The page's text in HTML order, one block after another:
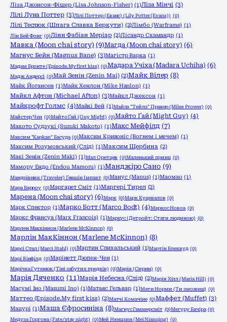
Ліза Джонсон-Фішер (Lisa Johnson-Fisher) (1)Ліза Мінчі (3)
Лілі Луна Поттер (3)Лілі Поттер (Еванс) (Lily Potter (Evans)) (0)
Лілі Теслюк (Шпага Славка Беркути) (2)Лімбо (Warframe) (1)
Лін Бей Фонг (0)Лінн Фабіан Меріар (2)Лісандр Скамандр (1)
Мавка (Moon chai story) (9)Магда (Moon chai story) (6)
Магнус Бейн (Magnus Bane) (3)Магістр Варка (1)
Мадам Бронте (Episode.My first kiss) (0)Мадара Учіха (Madara Uchiha) (6)
Мадж Андерсі (0)Май Зенін (Zenin Mai) (2)Майк Вілер (8)
Майк Йогансен (1)Майк Хенлон (Mike Hanlon) (1)
Майкл Афтон (Michael Afton) (3)Майкл Джексон (1)
Майкрофт Голмс (4)Майкі Вей (1)Майлз "Тейлз" Правер (Miles Prower) (0)
Майстер Чен (0)Майто Ґай (Guy Might) (0)Майто Ґай (Might Guy) (4)
Макото Судзукі (Suzuki Makoto) (1)Макс Мейфілд (7)
Максим "Kapkan" Басуда (0)Максим Кривоніс (Вогнем і мечем) (1)
Максим Розумовський (Слід) (1)Максим Щербина (2)
Макі Зенін (Zenin Maki) (1)Мал Оретцев (0)Маленький принц (0)
Мамору Ендо (Endou Mamoru) (1)Манджіро Сано (9)
Мандрівник (Traveler) Ґеншін Імпакт (0)Манус (Manus) (1)Маомао (1)
Мара Барроу (0)Маргарет Сміт (1)Маргері Тирел (2)
Марена (Moon chai story) (6)Марк (0)Марк Куцевалов (0)
Марк Спектор (1)Марко Ботт (Marco Bodt) (4)Маркос Новоа (0)
Маркс Франсуа (Marx Francois) (1)Маркус (Детройт: Стати людиною) (0)
Марлен Маккіннон (Marlene McKinnon) (0)
Марлін МакКіннон (Marlene McKinnon) (8)
Марсі Стал (Marci Stahl) (0)Мартин Спихальський (1)Мартін Блеквуд (0)
Марі Вінфілд (0)Марінетт Дюпен-Чен (1)
Марічка Гутенюк (Тіні забутих предків) (0)Марія (Сирин) (0)
Марія Дяченко (11)Марія Небесна (Слід) (2)Марія Хілл (Maria Hill) (0)
Масумі Іно (Masumi Ino) (1)Матаяс Гельвар (1)Мати Норми (Ти зможеш) (0)
Маттео (Episode.My first kiss) (2)Матчі Комачіне (0)Маффет (Muffet) (3)
Мацурі (1)Маша Єфросиніна (8)Маґнус Гаммерсміт (0)Мегуру Бачіра (0)
Медуза Горгона (Fate/stay night) (0)Мей Нянцзин (Mei Nianqing) (0)